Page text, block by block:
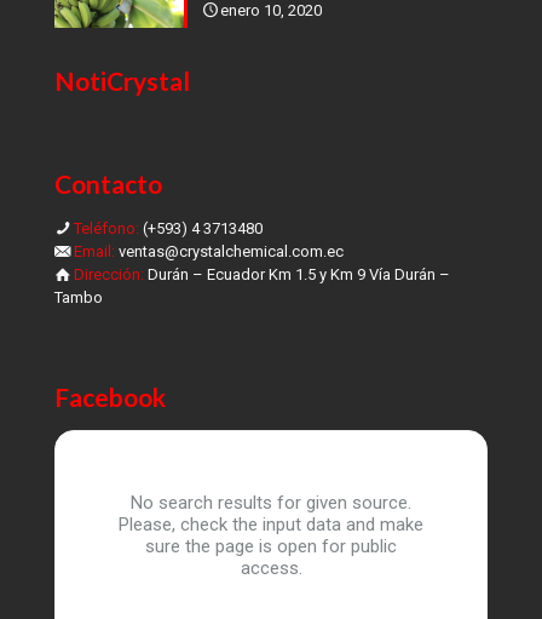
enero 10, 2020
NotiCrystal
Contacto
Teléfono: (+593) 4 3713480
Email: ventas@crystalchemical.com.ec
Dirección: Durán – Ecuador Km 1.5 y Km 9 Vía Durán –
Tambo
Facebook
No search results for given source.
Please, check the input data and make
sure the page is open for public
access.